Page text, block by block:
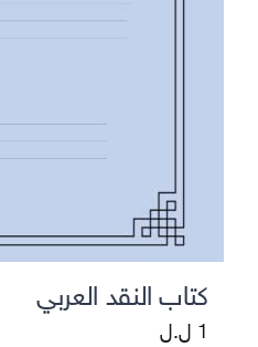
كتاب النقد العربي
1 ل.ل